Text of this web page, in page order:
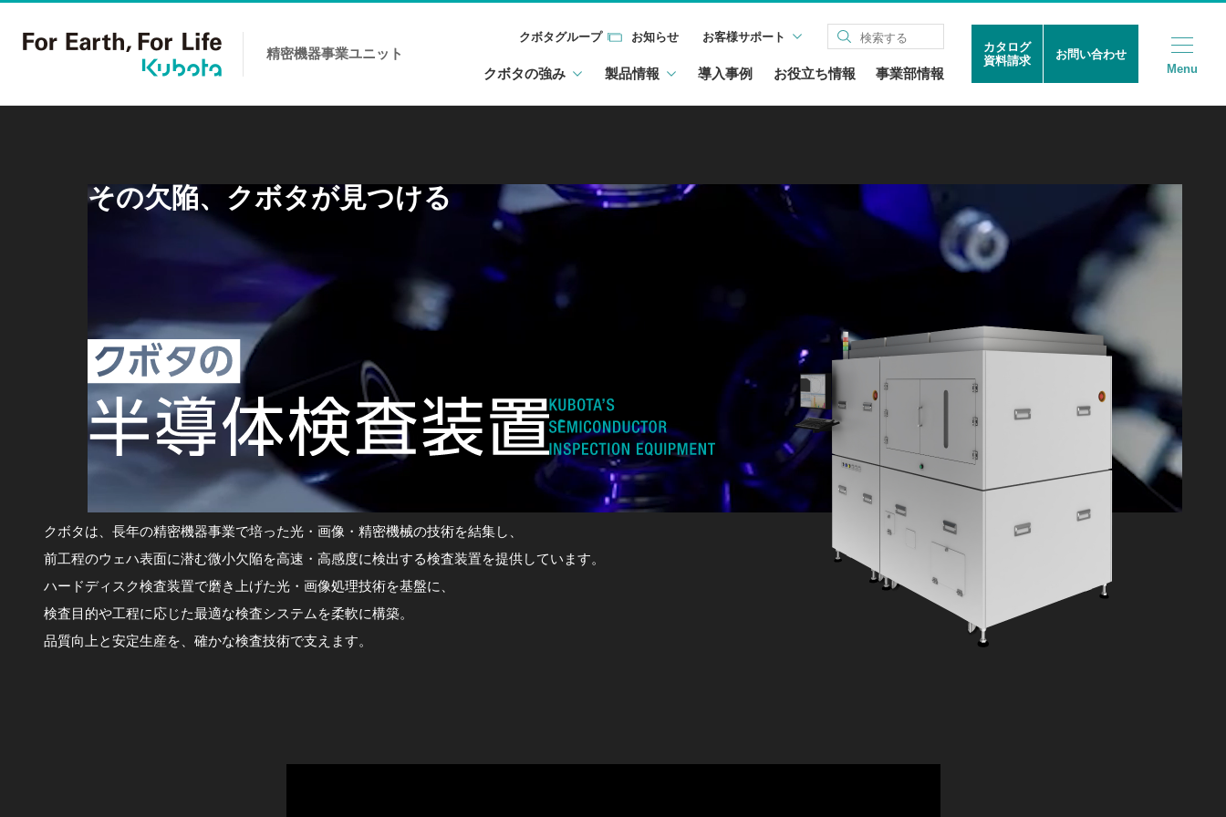
精密機器事業ユニット
クボタグループ お知らせ お客様サポート
クボタの強み 製品情報 導入事例 お役立ち情報 事業部情報
カタログ
資料請求
お問い合わせ
Menu
その欠陥、クボタが見つける
クボタは、長年の精密機器事業で培った光・画像・精密機械の技術を結集し、
前工程のウェハ表面に潜む微小欠陥を高速・高感度に検出する検査装置を提供しています。
ハードディスク検査装置で磨き上げた光・画像処理技術を基盤に、
検査目的や工程に応じた最適な検査システムを柔軟に構築。
品質向上と安定生産を、確かな検査技術で支えます。